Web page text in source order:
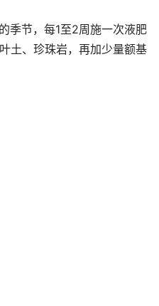
季节，每1至2周施一次液肥
土、珍珠岩，再加少量额基